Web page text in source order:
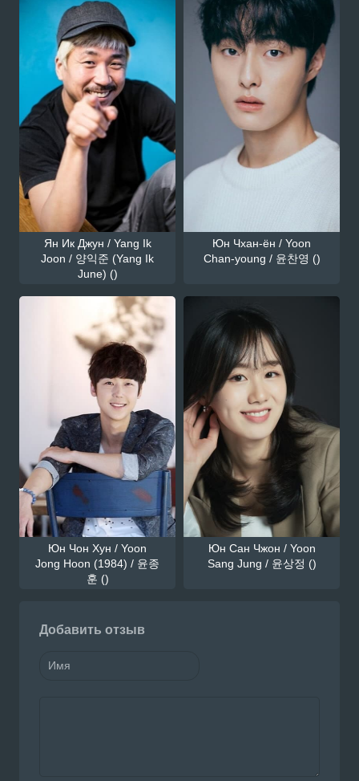
Ян Ик Джун / Yang Ik
Joon / 양익준 (Yang Ik
June) ()
Юн Чхан-ён / Yoon
Chan-young / 윤찬영 ()
Юн Чон Хун / Yoon
Jong Hoon (1984) / 윤종
훈 ()
Юн Сан Чжон / Yoon
Sang Jung / 윤상정 ()
Добавить отзыв